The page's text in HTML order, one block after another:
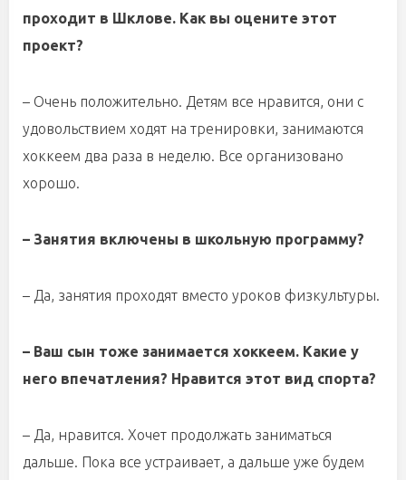
проходит в Шклове. Как вы оцените этот
проект?
– Очень положительно. Детям все нравится, они с
удовольствием ходят на тренировки, занимаются
хоккеем два раза в неделю. Все организовано
хорошо.
– Занятия включены в школьную программу?
– Да, занятия проходят вместо уроков физкультуры.
– Ваш сын тоже занимается хоккеем. Какие у
него впечатления? Нравится этот вид спорта?
– Да, нравится. Хочет продолжать заниматься
дальше. Пока все устраивает, а дальше уже будем